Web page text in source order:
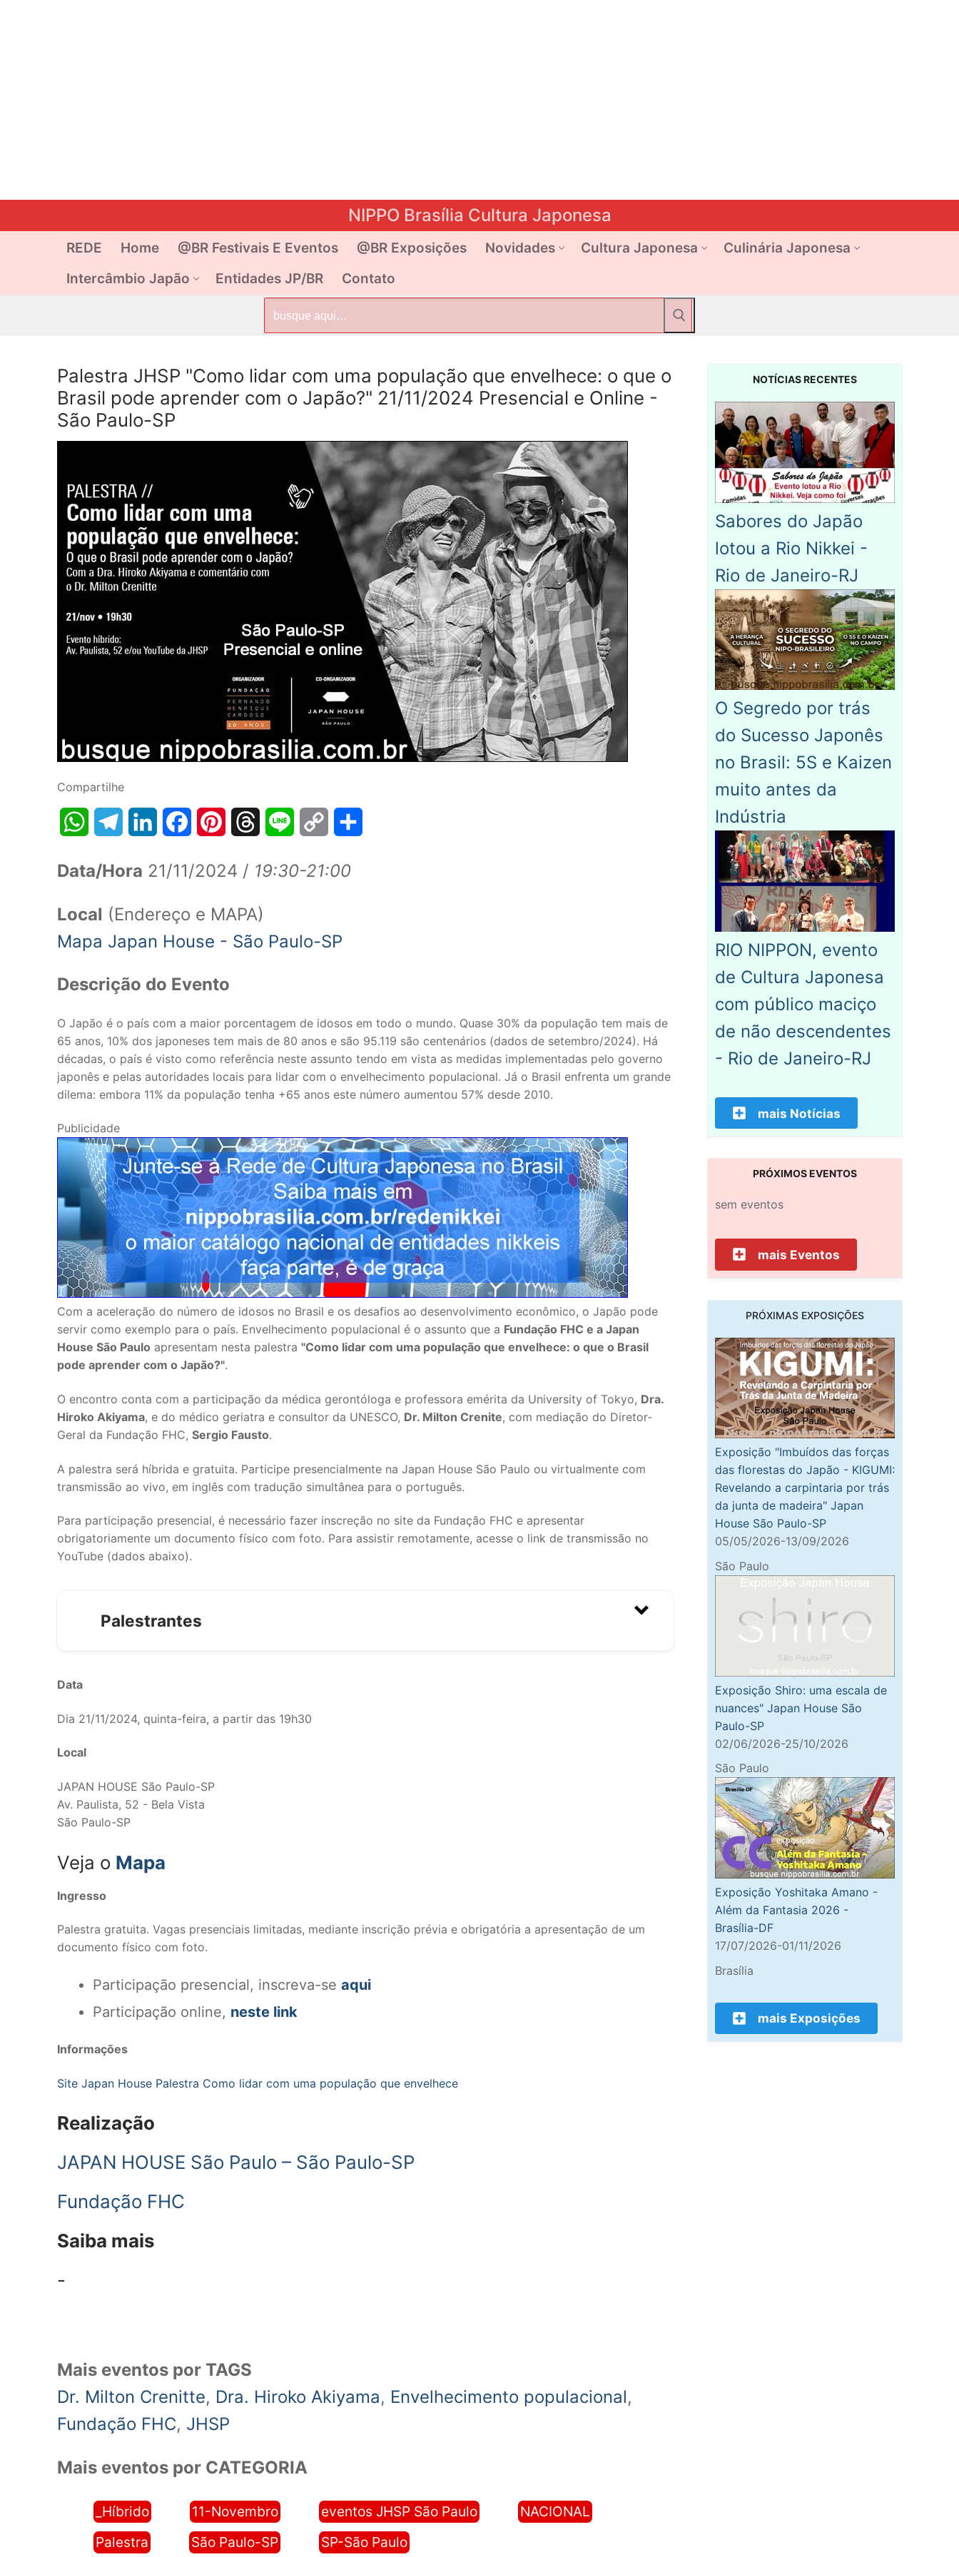
NIPPO Brasília Cultura Japonesa
REDE Home @BR Festivais E Eventos @BR Exposições Novidades Cultura Japonesa
Culinária Japonesa
Intercâmbio Japão
Entidades JP/BR Contato
por:
Palestra JHSP "Como lidar com uma população que envelhece: o que o
Brasil pode aprender com o Japão?" 21/11/2024 Presencial e Online -
São Paulo-SP
Compartilhe
WhatsAppTelegramLinkedInFacebookPinterestThreads Line
Copy
Data/Hora 21/11/2024 / 19:30-21:00
Local (Endereço e MAPA)
Mapa Japan House - São Paulo-SP
Descrição do Evento
O Japão é o país com a maior porcentagem de idosos em todo o mundo. Quase 30% da população tem mais de
65 anos, 10% dos japoneses tem mais de 80 anos e são 95.119 são centenários (dados de setembro/2024). Há
décadas, o país é visto como referência neste assunto tendo em vista as medidas implementadas pelo governo
japonês e pelas autoridades locais para lidar com o envelhecimento populacional. Já o Brasil enfrenta um grande
dilema: embora 11% da população tenha +65 anos este número aumentou 57% desde 2010.
Publicidade
Com a aceleração do número de idosos no Brasil e os desafios ao desenvolvimento econômico, o Japão pode
servir como exemplo para o país. Envelhecimento populacional é o assunto que a Fundação FHC e a Japan
House São Paulo apresentam nesta palestra "Como lidar com uma população que envelhece: o que o Brasil
pode aprender com o Japão?".
O encontro conta com a participação da médica gerontóloga e professora emérita da University of Tokyo, Dra.
Hiroko Akiyama, e do médico geriatra e consultor da UNESCO, Dr. Milton Crenite, com mediação do Diretor-
Geral da Fundação FHC, Sergio Fausto.
A palestra será híbrida e gratuita. Participe presencialmente na Japan House São Paulo ou virtualmente com
transmissão ao vivo, em inglês com tradução simultânea para o português.
Para participação presencial, é necessário fazer inscreção no site da Fundação FHC e apresentar
obrigatoriamente um documento físico com foto. Para assistir remotamente, acesse o link de transmissão no
YouTube (dados abaixo).
Palestrantes
Hiroko Akiyama -
Milton Crenite -
Sergio Fausto -
Publicidade
Data
Dia 21/11/2024, quinta-feira, a partir das 19h30
Local
JAPAN HOUSE São Paulo-SP
Av. Paulista, 52 - Bela Vista
São Paulo-SP
Veja o Mapa
Ingresso
Palestra gratuita. Vagas presenciais limitadas, mediante inscrição prévia e obrigatória a apresentação de um
documento físico com foto.
Participação presencial, inscreva-se aqui
Participação online, neste link
Informações
Site Japan House Palestra Como lidar com uma população que envelhece
Realização
JAPAN HOUSE São Paulo – São Paulo-SP
Fundação FHC
Saiba mais
-
Mais eventos por TAGS
Dr. Milton Crenitte, Dra. Hiroko Akiyama, Envelhecimento populacional,
Fundação FHC, JHSP
Mais eventos por CATEGORIA
_Híbrido 11-Novembro eventos JHSP São Paulo
NACIONAL
Palestra
São Paulo-SP SP-São Paulo
NOTÍCIAS RECENTES
Sabores do Japão
lotou a Rio Nikkei -
Rio de Janeiro-RJ
O Segredo por trás
do Sucesso Japonês
no Brasil: 5S e Kaizen
muito antes da
Indústria
RIO NIPPON, evento
de Cultura Japonesa
com público maciço
de não descendentes
- Rio de Janeiro-RJ
mais Notícias
PRÓXIMOS EVENTOS
sem eventos
mais Eventos
PRÓXIMAS EXPOSIÇÕES
Exposição "Imbuídos das forças
das florestas do Japão - KIGUMI:
Revelando a carpintaria por trás
da junta de madeira" Japan
House São Paulo-SP
05/05/2026-13/09/2026
São Paulo
Exposição Shiro: uma escala de
nuances" Japan House São
Paulo-SP
02/06/2026-25/10/2026
São Paulo
Exposição Yoshitaka Amano -
Além da Fantasia 2026 -
Brasília-DF
17/07/2026-01/11/2026
Brasília
mais Exposições